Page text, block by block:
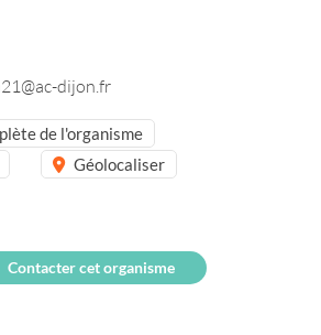
dijon.fr
de l'organisme
Géolocaliser
Contacter cet organisme